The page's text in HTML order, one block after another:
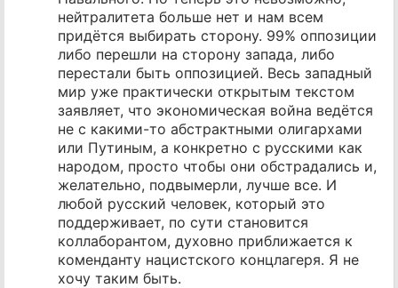
нейтралитета больше нет и нам всем
придётся выбирать сторону. 99% оппозиции
либо перешли на сторону запада, либо
перестали быть оппозицией. Весь западный
мир уже практически открытым текстом
заявляет, что экономическая война ведётся
не с какими-то абстрактными олигархами
или Путиным, а конкретно с русскими как
народом, просто чтобы они обстрадались и,
желательно, подвымерли, лучше все. И
любой русский человек, который это
поддерживает, по сути становится
коллаборантом, духовно приближается к
коменданту нацистского концлагеря. Я не
хочу таким быть.